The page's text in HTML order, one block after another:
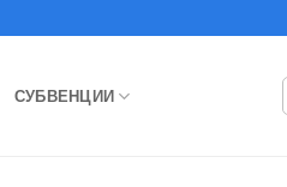
СУБВЕНЦИИ